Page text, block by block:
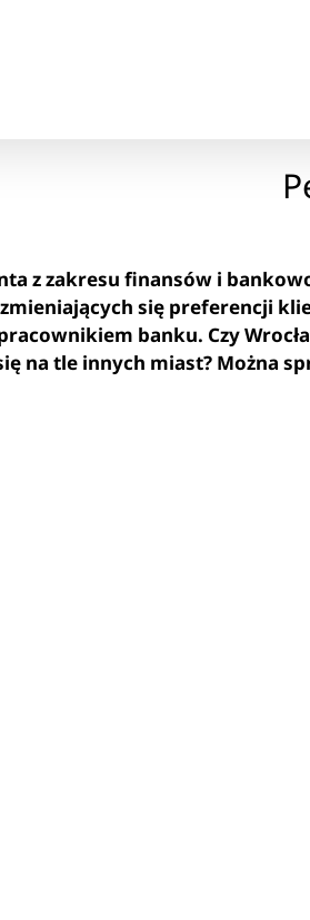
z zakresu finansów i
się preferencji
banku. Czy
na tle innych miast? Można